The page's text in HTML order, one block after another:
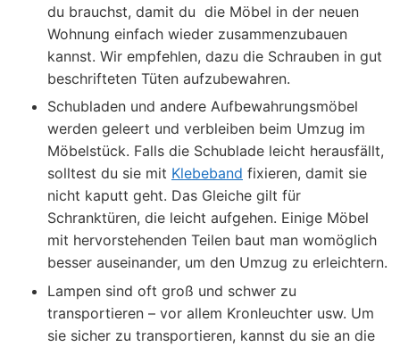
du brauchst, damit du die Möbel in der neuen
Wohnung einfach wieder zusammenzubauen
kannst. Wir empfehlen, dazu die Schrauben in gut
beschrifteten Tüten aufzubewahren.
Schubladen und andere Aufbewahrungsmöbel
werden geleert und verbleiben beim Umzug im
Möbelstück. Falls die Schublade leicht herausfällt,
solltest du sie mit Klebeband fixieren, damit sie
nicht kaputt geht. Das Gleiche gilt für
Schranktüren, die leicht aufgehen. Einige Möbel
mit hervorstehenden Teilen baut man womöglich
besser auseinander, um den Umzug zu erleichtern.
Lampen sind oft groß und schwer zu
transportieren – vor allem Kronleuchter usw. Um
sie sicher zu transportieren, kannst du sie an die